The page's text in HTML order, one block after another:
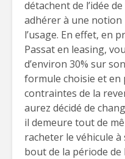
détachent de l’idée
adhérer à une
l’usage. En effet, en
Passat en leasing,
d’environ 30% sur
formule choisie et en
contraintes de la
aurez décidé de
il demeure tout de
racheter le véhicule
bout de la période de